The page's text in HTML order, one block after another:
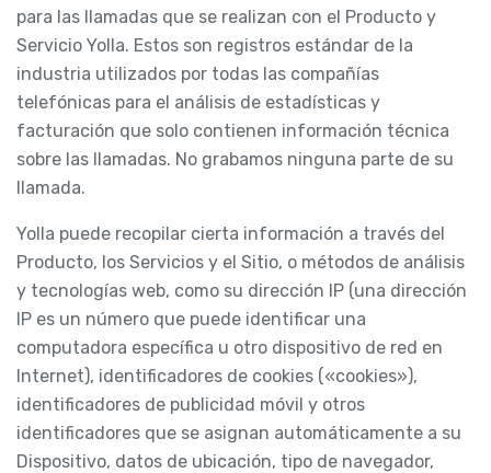
para las llamadas que se realizan con el Producto y
Servicio Yolla. Estos son registros estándar de la
industria utilizados por todas las compañías
telefónicas para el análisis de estadísticas y
facturación que solo contienen información técnica
sobre las llamadas. No grabamos ninguna parte de su
llamada.
Yolla puede recopilar cierta información a través del
Producto, los Servicios y el Sitio, o métodos de análisis
y tecnologías web, como su dirección IP (una dirección
IP es un número que puede identificar una
computadora específica u otro dispositivo de red en
Internet), identificadores de cookies («cookies»),
identificadores de publicidad móvil y otros
identificadores que se asignan automáticamente a su
Dispositivo, datos de ubicación, tipo de navegador,